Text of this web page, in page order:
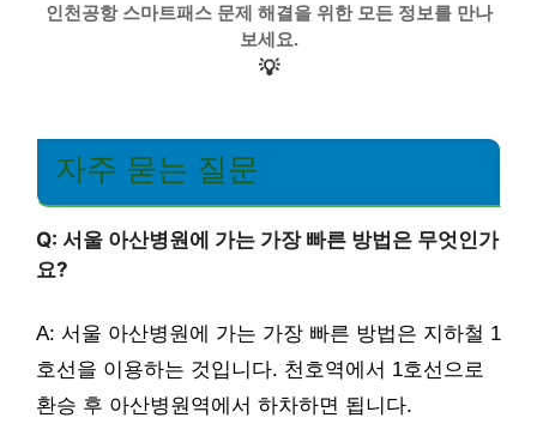
인천공항 스마트패스 문제 해결을 위한 모든 정보를 만나
보세요.
💡
자주 묻는 질문
Q: 서울 아산병원에 가는 가장 빠른 방법은 무엇인가
요?
A: 서울 아산병원에 가는 가장 빠른 방법은 지하철 1
호선을 이용하는 것입니다. 천호역에서 1호선으로
환승 후 아산병원역에서 하차하면 됩니다.